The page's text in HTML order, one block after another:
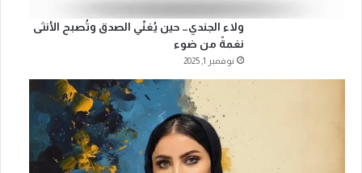
ولاء الجندي… حين يُغنّي الصدق وتُصبح الأنثى
نغمةً من ضوء
نوفمبر 1, 2025